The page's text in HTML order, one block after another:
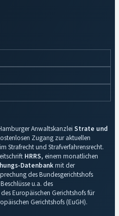
Anwaltskanzlei Strate und
Zugang zur aktuellen
Strafrecht und Strafverfahrensrecht.
HRRS, einem monatlichen
Datenbankmit der
des Bundesgerichtshofs
u.a. des
Europäischen Gerichtshofs für
Gerichtshofs (EuGH).